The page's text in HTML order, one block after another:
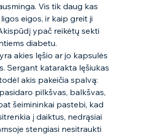
Vis tik daug kas
eigos, ir kaip greit ji
ypač reikėtų sekti
diabetu.
akies lęšio ar jo kapsulės
Sergant katarakta lęšiukas
akis pakeičia spalvą:
pilkšvas, balkšvas,
šeimininkai pastebi, kad
į daiktus, nedrąsiai
stengiasi nesitraukti